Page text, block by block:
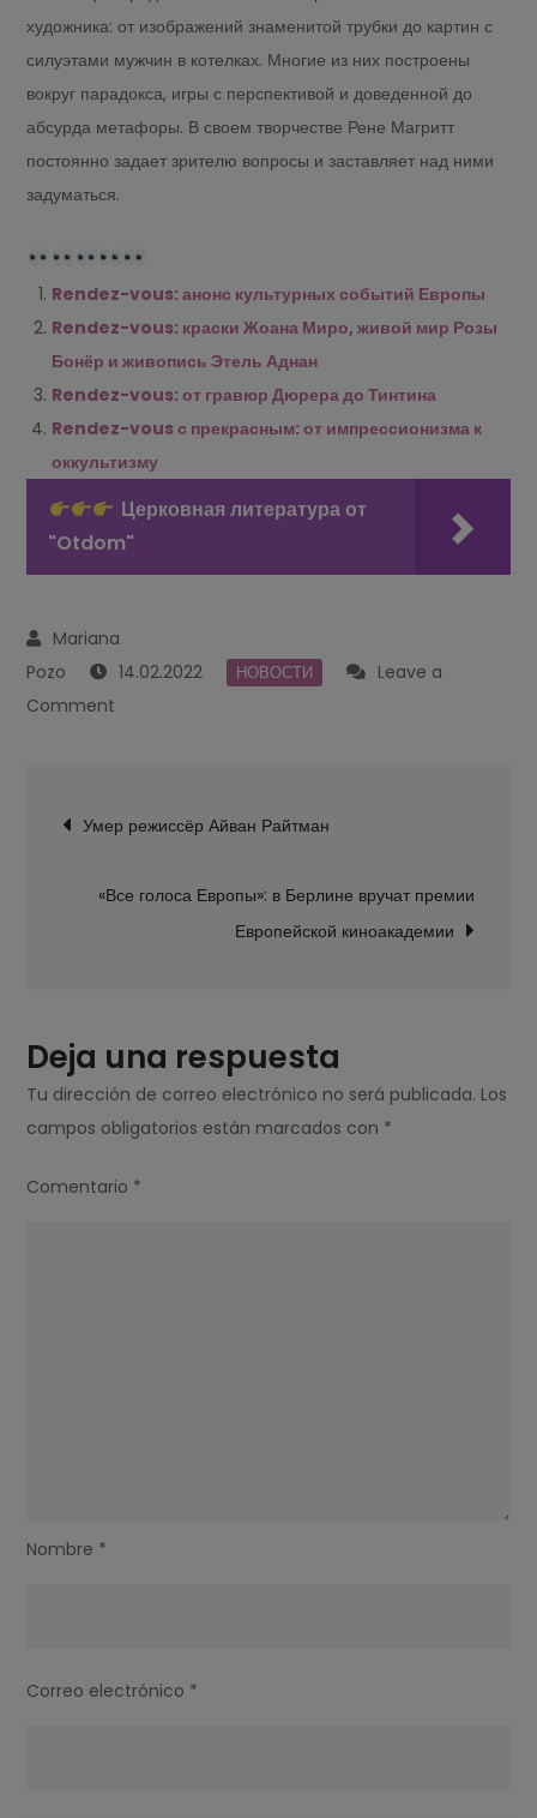
художника: от изображений знаменитой трубки до картин с
силуэтами мужчин в котелках. Многие из них построены
вокруг парадокса, игры с перспективой и доведенной до
абсурда метафоры. В своем творчестве Рене Магритт
постоянно задает зрителю вопросы и заставляет над ними
задуматься.
Rendez-vous: анонс культурных событий Европы
Rendez-vous: краски Жоана Миро, живой мир Розы
Бонёр и живопись Этель Аднан
Rendez-vous: от гравюр Дюрера до Тинтина
Rendez-vous с прекрасным: от импрессионизма к
оккультизму
Церковная литература от
"Otdom"
14.02.2022 НОВОСТИ
Leave a
Comment
Магритта
Маккарри
de
entradas
Умер режиссёр Айван Райтман
«Все голоса Европы»: в Берлине вручат премии
Европейской киноакадемии
Deja una respuesta
Tu dirección de correo electrónico no será publicada. Los
campos obligatorios están marcados con *
Comentario *
Nombre *
Correo electrónico *